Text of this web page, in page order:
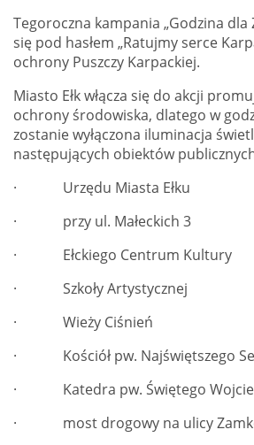
Tegoroczna kampania „Godzina dla
się pod hasłem „Ratujmy serce
ochrony Puszczy Karpackiej.
Miasto Ełk włącza się do akcji
ochrony środowiska, dlatego w
zostanie wyłączona iluminacja
następujących obiektów
· Urzędu Miasta Ełku
· przy ul. Małeckich 3
· Ełckiego Centrum Kultury
· Szkoły Artystycznej
· Wieży Ciśnień
· Kościół pw. Najświętszego
· Katedra pw. Świętego
· most drogowy na ulicy